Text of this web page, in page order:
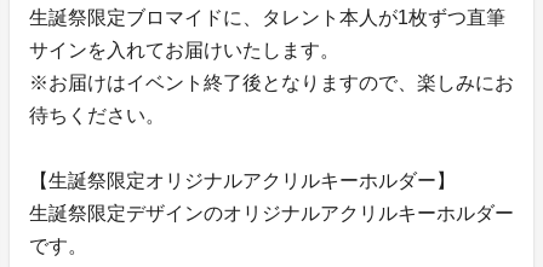
生誕祭限定ブロマイドに、タレント本人が1枚ずつ直筆
サインを入れてお届けいたします。
※お届けはイベント終了後となりますので、楽しみにお
待ちください。
【生誕祭限定オリジナルアクリルキーホルダー】
生誕祭限定デザインのオリジナルアクリルキーホルダー
です。